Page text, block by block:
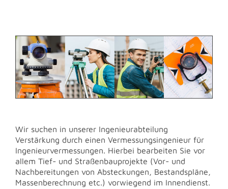
Wir suchen in unserer Ingenieurabteilung
Verstärkung durch einen Vermessungsingenieur für
Ingenieurvermessungen. Hierbei bearbeiten Sie vor
allem Tief- und Straßenbauprojekte (Vor- und
Nachbereitungen von Absteckungen, Bestandspläne,
Massenberechnung etc.) vorwiegend im Innendienst.